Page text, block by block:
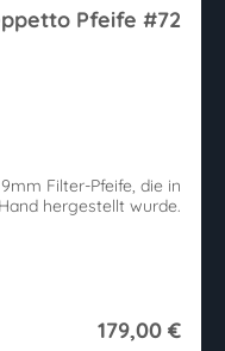
Pfeife #72
Filter-Pfeife, die in
hergestellt wurde.
179,00 €